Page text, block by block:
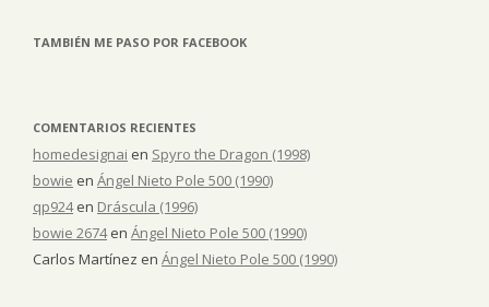
TAMBIÉN ME PASO POR FACEBOOK
COMENTARIOS RECIENTES
homedesignai en Spyro the Dragon (1998)
bowie en Ángel Nieto Pole 500 (1990)
qp924en Dráscula (1996)
bowie 2674en Ángel Nieto Pole 500 (1990)
Carlos Martínez en Ángel Nieto Pole 500 (1990)